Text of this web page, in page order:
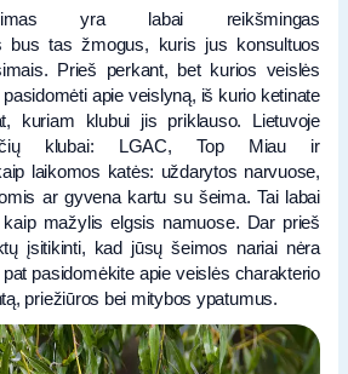
yra labai reikšmingas
bus tas žmogus, kuris jus konsultuos
Prieš perkant, bet kurios veislės
apie veislyną, iš kurio ketinate
kuriam klubui jis priklauso. Lietuvoje
klubai: LGAC, Top Miau ir
laikomos katės: uždarytos narvuose,
ar gyvena kartu su šeima. Tai labai
mažylis elgsis namuose. Dar prieš
įsitikinti, kad jūsų šeimos nariai nėra
pasidomėkite apie veislės charakterio
priežiūros bei mitybos ypatumus.